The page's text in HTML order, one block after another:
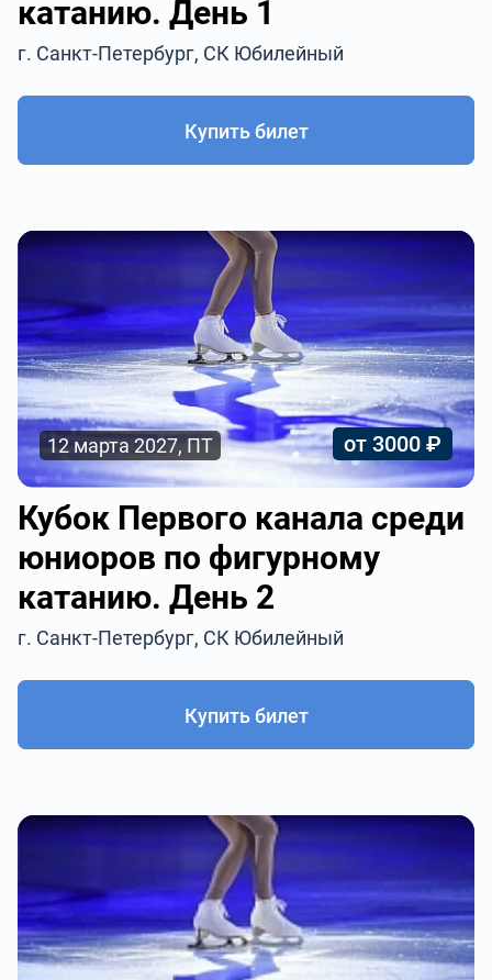
катанию. День 1
г. Санкт-Петербург, СК Юбилейный
Купить билет
12 марта 2027, ПТ от 3000 ₽
Кубок Первого канала среди
юниоров по фигурному
катанию. День 2
г. Санкт-Петербург, СК Юбилейный
Купить билет